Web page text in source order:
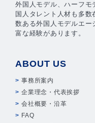
外国人モデル、ハーフモ
国人タレント人材も多数
数ある外国人モデルエー
富な経験があります。
ABOUT US
事務所案内
企業理念・代表挨拶
会社概要・沿革
FAQ